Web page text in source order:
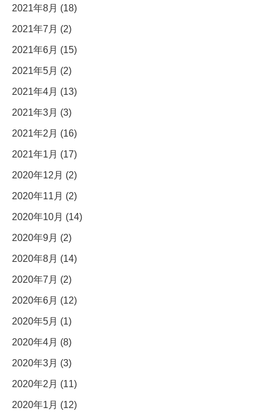
2021年8月 (18)
2021年7月 (2)
2021年6月 (15)
2021年5月 (2)
2021年4月 (13)
2021年3月 (3)
2021年2月 (16)
2021年1月 (17)
2020年12月 (2)
2020年11月 (2)
2020年10月 (14)
2020年9月 (2)
2020年8月 (14)
2020年7月 (2)
2020年6月 (12)
2020年5月 (1)
2020年4月 (8)
2020年3月 (3)
2020年2月 (11)
2020年1月 (12)